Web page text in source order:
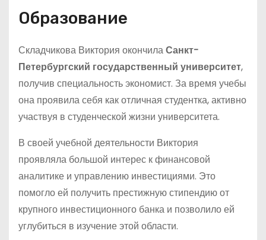
Образование
Складчикова Виктория окончилаСанкт-
Петербургский государственный университет,
получив специальность экономист. За время учебы
она проявила себя как отличная студентка, активно
участвуя в студенческой жизни университета.
В своей учебной деятельности Виктория
проявляла большой интерес к финансовой
аналитике и управлению инвестициями. Это
помогло ей получить престижную стипендию от
крупного инвестиционного банка и позволило ей
углубиться в изучение этой области.